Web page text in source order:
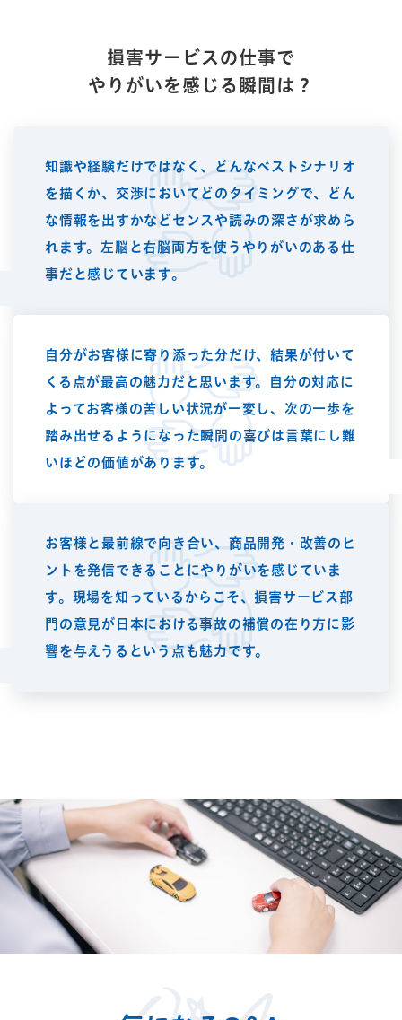
損害サービスの仕事で
やりがいを感じる瞬間は？
知識や経験だけではなく、どんなベストシナリオ
を描くか、交渉においてどのタイミングで、どん
な情報を出すかなどセンスや読みの深さが求めら
れます。左脳と右脳両方を使うやりがいのある仕
事だと感じています。
自分がお客様に寄り添った分だけ、結果が付いて
くる点が最高の魅力だと思います。自分の対応に
よってお客様の苦しい状況が一変し、次の一歩を
踏み出せるようになった瞬間の喜びは言葉にし難
いほどの価値があります。
お客様と最前線で向き合い、商品開発・改善のヒ
ントを発信できることにやりがいを感じていま
す。現場を知っているからこそ、損害サービス部
門の意見が日本における事故の補償の在り方に影
響を与えうるという点も魅力です。